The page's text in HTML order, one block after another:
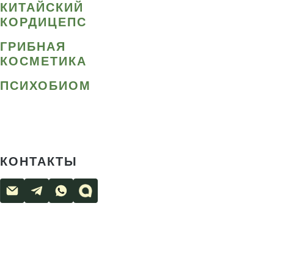
КИТАЙСКИЙ
КОРДИЦЕПС
ГРИБНАЯ
КОСМЕТИКА
ПСИХОБИОМ
КОНТАКТЫ